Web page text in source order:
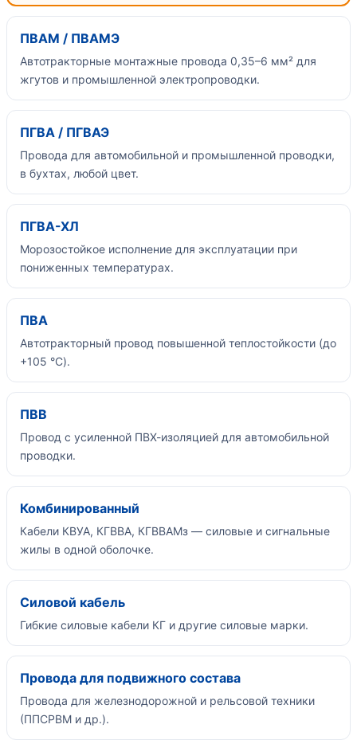
ПВАМ / ПВАМЭ
Автотракторные монтажные провода 0,35–6 мм² для
жгутов и промышленной электропроводки.
ПГВА / ПГВАЭ
Провода для автомобильной и промышленной проводки,
в бухтах, любой цвет.
ПГВА-ХЛ
Морозостойкое исполнение для эксплуатации при
пониженных температурах.
ПВА
Автотракторный провод повышенной теплостойкости (до
+105 °C).
ПВВ
Провод с усиленной ПВХ-изоляцией для автомобильной
проводки.
Комбинированный
Кабели КВУА, КГВВА, КГВВАМз — силовые и сигнальные
жилы в одной оболочке.
Силовой кабель
Гибкие силовые кабели КГ и другие силовые марки.
Провода для подвижного состава
Провода для железнодорожной и рельсовой техники
(ППСРВМ и др.).